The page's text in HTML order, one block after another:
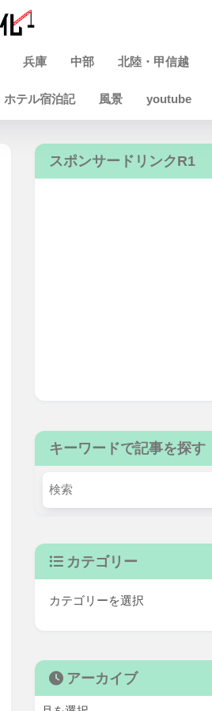
兵庫 中部 北陸・甲信越
ホテル宿泊記 風景 youtube
スポンサードリンクR1
キーワードで記事を探す
カテゴリー
アーカイブ